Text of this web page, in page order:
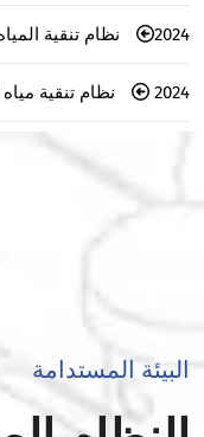
2024 نظام تنقية المياه من نوع الحاوية مقدونيا
2024 نظام تنقية مياه البحر من نوع الحاوية الفنلندية
البيئة المستدامة